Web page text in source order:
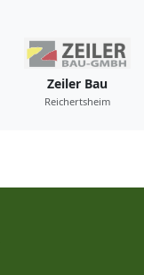
Zeiler Bau
Reichertsheim